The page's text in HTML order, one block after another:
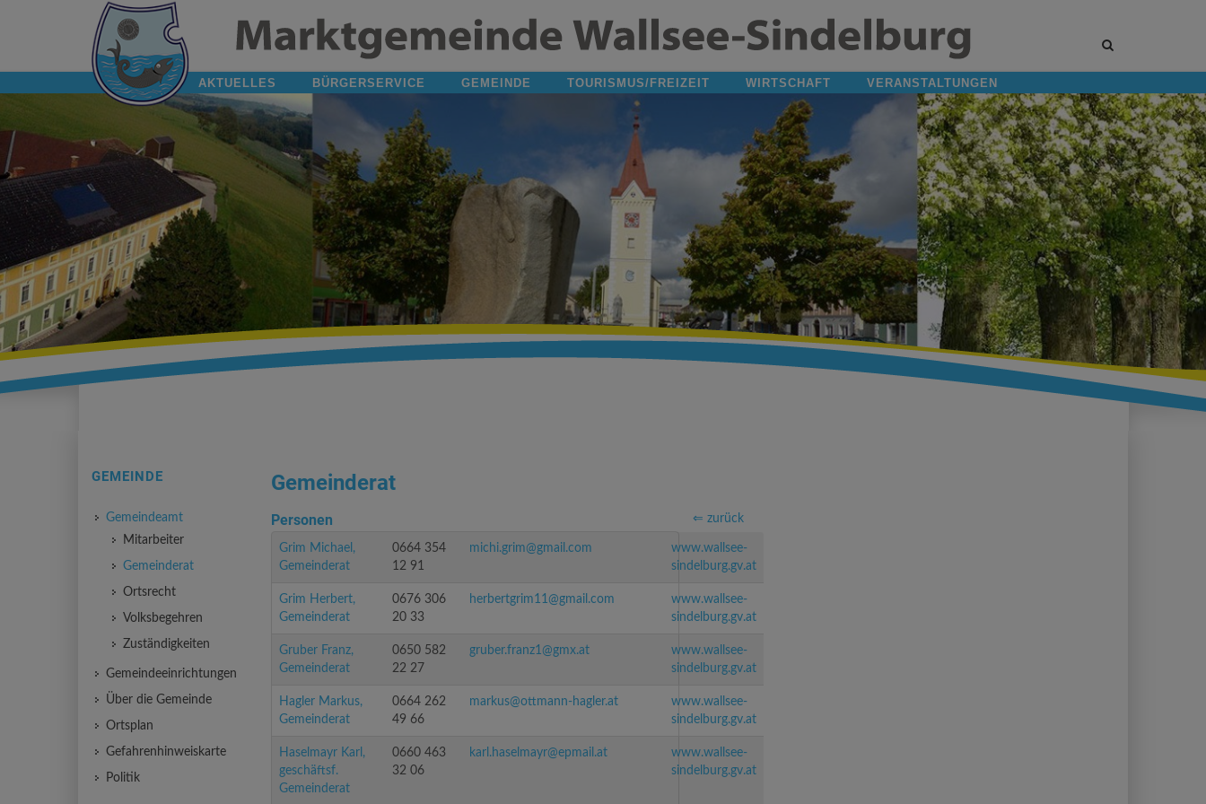
Site
AKTUELLES BÜRGERSERVICE GEMEINDE TOURISMUS/FREIZEIT WIRTSCHAFT VERANSTALTUNGEN
Gemeinderat
Personen
Grim Michael,
Gemeinderat
0664 354
12 91
michi.grim@gmail.com
www.wallsee-
sindelburg.gv.at
Grim Herbert,
Gemeinderat
0676 306
20 33
herbertgrim11@gmail.com
www.wallsee-
sindelburg.gv.at
Gruber Franz,
Gemeinderat
0650 582
22 27
gruber.franz1@gmx.at
www.wallsee-
sindelburg.gv.at
Hagler Markus,
Gemeinderat
0664 262
49 66
markus@ottmann-hagler.at
www.wallsee-
sindelburg.gv.at
Haselmayr Karl,
geschäftsf.
Gemeinderat
0660 463
32 06
karl.haselmayr@epmail.at
www.wallsee-
sindelburg.gv.at
⇐ zurück
GEMEINDE
Gemeindeamt
Mitarbeiter
Gemeinderat
Ortsrecht
Volksbegehren
Zuständigkeiten
Gemeindeeinrichtungen
Über die Gemeinde
Ortsplan
Gefahrenhinweiskarte
Politik